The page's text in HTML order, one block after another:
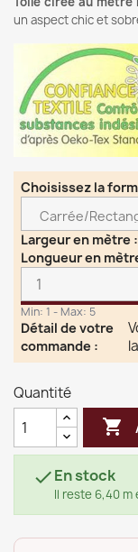
un aspect chic et
Choisissez la
Largeur en mètre :
Longueur en
Min: 1 - Max: 5
Détail de votre
commande :
Quantité

En stock
Il reste 6,40 m